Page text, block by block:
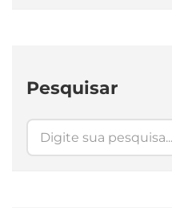
Pesquisar